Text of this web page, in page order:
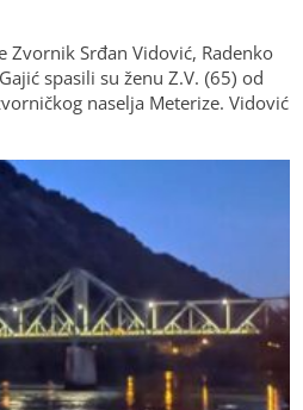
Zvornik Srđan Vidović, Radenko
spasili su ženu Z.V. (65) od
naselja Meterize. Vidović